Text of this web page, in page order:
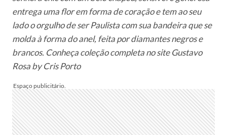
entrega uma flor em forma de coração e tem ao seu
lado o orgulho de ser Paulista com sua bandeira que se
molda à forma do anel, feita por diamantes negros e
brancos. Conheça coleção completa no site Gustavo
Rosa by Cris Porto